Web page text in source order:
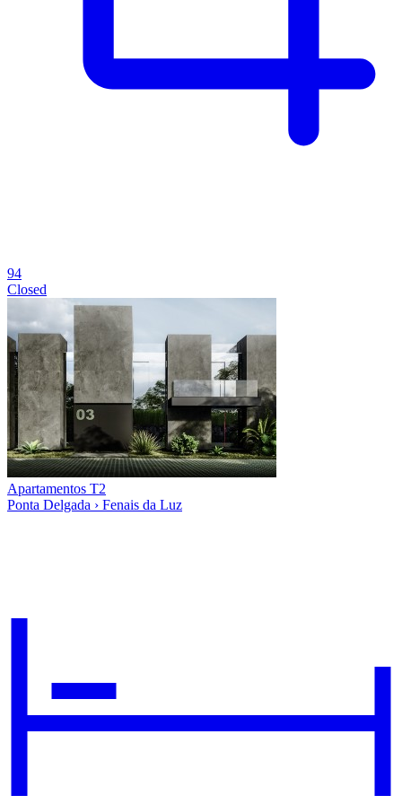
94
Closed
Apartamentos T2
Ponta Delgada › Fenais da Luz